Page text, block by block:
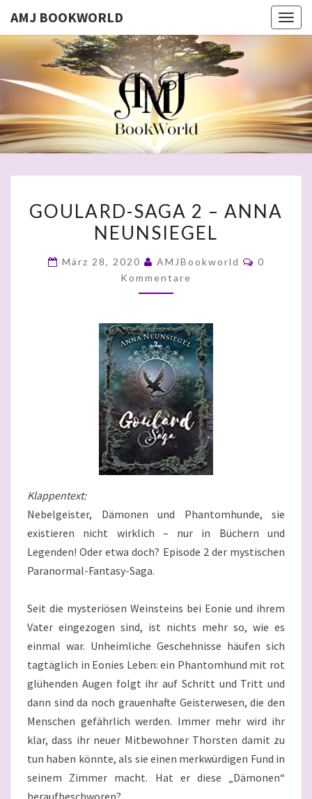
AMJ BOOKWORLD
AMJ
SAGA
2
NEUNSIEGEL
GOULARD-SAGA 2 – ANNA
NEUNSIEGEL
März 28, 2020 AMJBookworld
0
Kommentare
Klappentext:
Nebelgeister, Dämonen und Phantomhunde, sie
existieren nicht wirklich – nur in Büchern und
Legenden! Oder etwa doch? Episode 2 der mystischen
Paranormal-Fantasy-Saga.
Seit die mysteriösen Weinsteins bei Eonie und ihrem
Vater eingezogen sind, ist nichts mehr so, wie es
einmal war. Unheimliche Geschehnisse häufen sich
tagtäglich in Eonies Leben: ein Phantomhund mit rot
glühenden Augen folgt ihr auf Schritt und Tritt und
dann sind da noch grauenhafte Geisterwesen, die den
Menschen gefährlich werden. Immer mehr wird ihr
klar, dass ihr neuer Mitbewohner Thorsten damit zu
tun haben könnte, als sie einen merkwürdigen Fund in
seinem Zimmer macht. Hat er diese „Dämonen“
heraufbeschworen?